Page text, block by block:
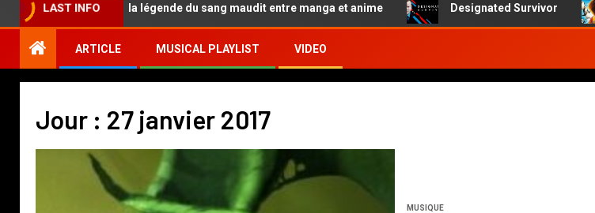
LAST INFO
Tougen Anki, la légende du sang maudit entre manga et anime Designated Survivor
ARTICLE MUSICAL PLAYLIST VIDEO
Jour : 27 janvier 2017
MUSIQUE